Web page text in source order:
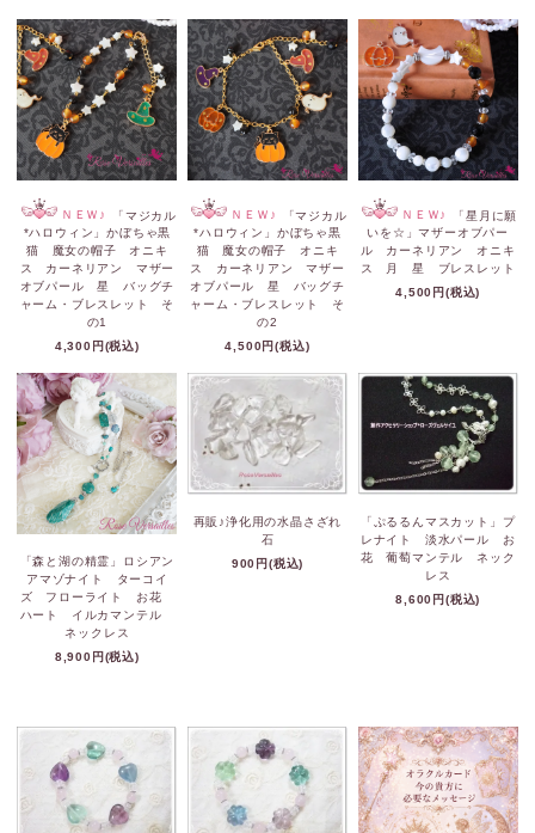
ＮＥＷ♪
「マジカル
*ハロウィン」かぼちゃ黒
猫 魔女の帽子 オニキ
ス カーネリアン マザー
オブパール 星 バッグチ
ャーム・ブレスレット そ
の1
4,300円(税込)
ＮＥＷ♪
「マジカル
*ハロウィン」かぼちゃ黒
猫 魔女の帽子 オニキ
ス カーネリアン マザー
オブパール 星 バッグチ
ャーム・ブレスレット そ
の2
4,500円(税込)
ＮＥＷ♪
「星月に願
いを☆」マザーオブパー
ル カーネリアン オニキ
ス 月 星 ブレスレット
4,500円(税込)
「森と湖の精霊」ロシアン
アマゾナイト ターコイ
ズ フローライト お花
ハート イルカマンテル
ネックレス
8,900円(税込)
再販♪浄化用の水晶さざれ
石
900円(税込)
「ぷるるんマスカット」プ
レナイト 淡水パール お
花 葡萄マンテル ネック
レス
8,600円(税込)